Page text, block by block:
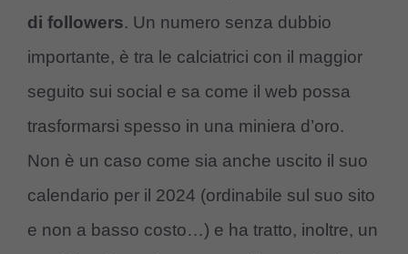
di followers. Un numero senza dubbio
importante, è tra le calciatrici con il maggior
seguito sui social e sa come il web possa
trasformarsi spesso in una miniera d’oro.
Non è un caso come sia anche uscito il suo
calendario per il 2024 (ordinabile sul suo sito
e non a basso costo…) e ha tratto, inoltre, un